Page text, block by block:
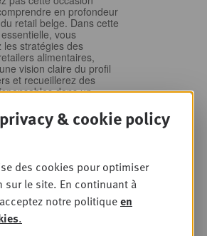
en profondeur
retail belge. Dans cette
vous
les stratégies des
alimentaires,
vision claire du profil
et recueillerez des
dans un
Summit
summit 2026
& cookie policy
des cookies pour optimiser
sur le site. En continuant à
notre politiqueen
.